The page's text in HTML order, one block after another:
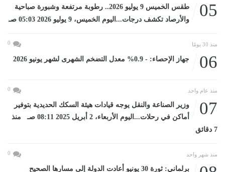
05
طقس الخميس 9 يوليو 2026.. رطوبة مرتفعة وشبورة صباحية
والأرصاد تكشف درجات...اليوم الخميس، 9 يوليو 2026 05:03 صـ
منذ 30 يومًا 0
06 جهاز الإحصاء: - 0.9% معدل التضخم الشهرى لشهر يونيو 2026
منذ عام واحد 0
07
وزير الصناعة والنقل يوجه قيادات هيئة السكك الحديدية بتوفير
أماكن في رحلات...اليوم الأربعاء، 2 أبريل 2025 08:11 صـ منذ
7 دقائق
منذ شهر واحد 0
برلماني: ثورة 30 يونيو أعادت الدولة إلى مسارها الصحيح